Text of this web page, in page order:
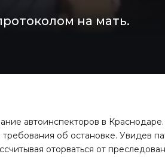
на мать.
автоинспекторов в
об остановке. Увидев
оторваться от